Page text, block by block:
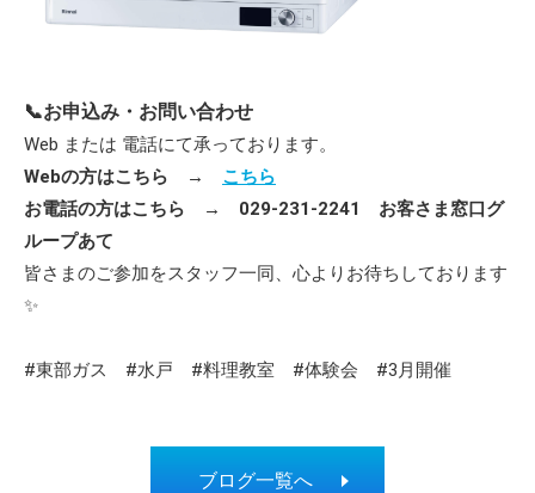
📞お申込み・お問い合わせ
Web または 電話にて承っております。
Webの方はこちら → こちら
お電話の方はこちら → 029-231-2241 お客さま窓口グ
ループあて
皆さまのご参加をスタッフ一同、心よりお待ちしております
✨
#東部ガス #水戸 #料理教室 #体験会 #3月開催
ブログ一覧へ